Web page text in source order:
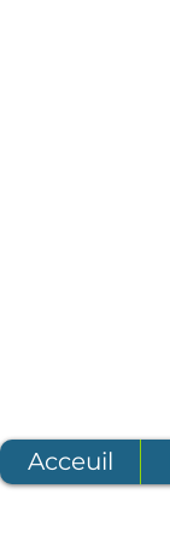
Acceuil